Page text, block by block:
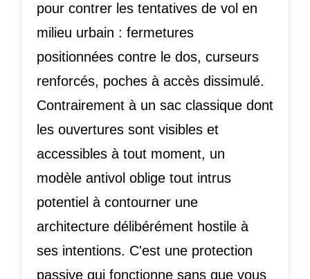
pour contrer les tentatives de vol en
milieu urbain : fermetures
positionnées contre le dos, curseurs
renforcés, poches à accès dissimulé.
Contrairement à un sac classique dont
les ouvertures sont visibles et
accessibles à tout moment, un
modèle antivol oblige tout intrus
potentiel à contourner une
architecture délibérément hostile à
ses intentions. C'est une protection
passive qui fonctionne sans que vous